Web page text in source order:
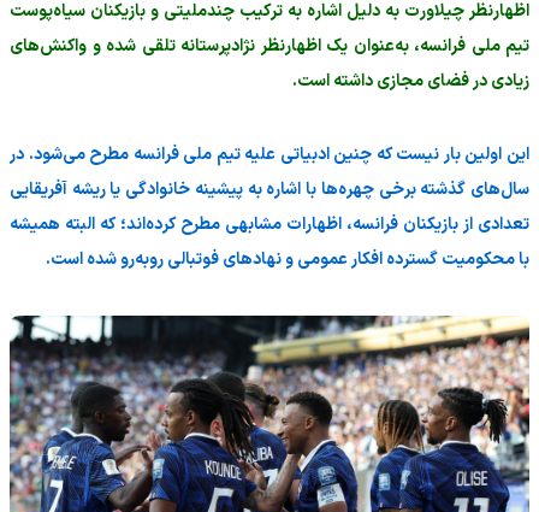
اظهارنظر چیلاورت به دلیل اشاره به ترکیب چندملیتی و بازیکنان سیاه‌پوست
تیم ملی فرانسه، به‌عنوان یک اظهارنظر نژادپرستانه تلقی شده و واکنش‌های
زیادی در فضای مجازی داشته است.
این اولین بار نیست که چنین ادبیاتی علیه تیم ملی فرانسه مطرح می‌شود. در
سال‌های گذشته برخی چهره‌ها با اشاره به پیشینه خانوادگی یا ریشه آفریقایی
تعدادی از بازیکنان فرانسه، اظهارات مشابهی مطرح کرده‌اند؛ که البته همیشه
با محکومیت گسترده افکار عمومی و نهادهای فوتبالی روبه‌رو شده است.